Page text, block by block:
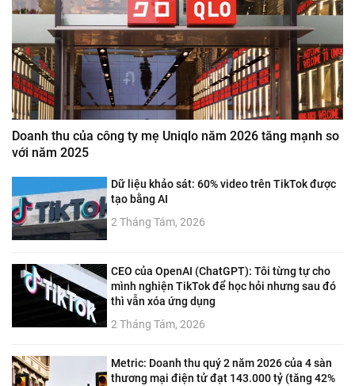
Doanh thu của công ty mẹ Uniqlo năm 2026 tăng mạnh so
với năm 2025
Dữ liệu khảo sát: 60% video trên TikTok được
tạo bằng AI
2 Tháng Tám, 2026
CEO của OpenAI (ChatGPT): Tôi từng tự cho
mình nghiện TikTok để học hỏi nhưng sau đó
thì vẫn xóa ứng dụng
2 Tháng Tám, 2026
Metric: Doanh thu quý 2 năm 2026 của 4 sàn
thương mại điện tử đạt 143.000 tỷ (tăng 42%